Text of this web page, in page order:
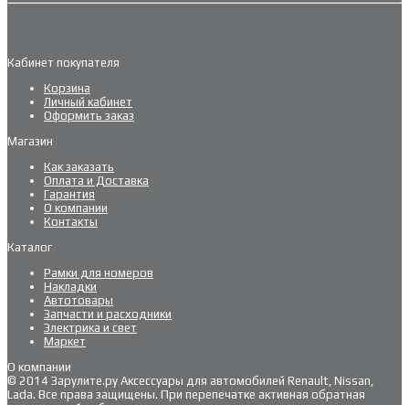
Кабинет покупателя
Корзина
Личный кабинет
Оформить заказ
Магазин
Как заказать
Оплата и Доставка
Гарантия
О компании
Контакты
Каталог
Рамки для номеров
Накладки
Автотовары
Запчасти и расходники
Электрика и свет
Маркет
О компании
© 2014 Зарулите.ру Аксессуары для автомобилей Renault, Nissan,
Lada. Все права защищены. При перепечатке активная обратная